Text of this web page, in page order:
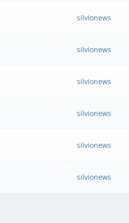
silvionews
silvionews
silvionews
silvionews
silvionews
silvionews